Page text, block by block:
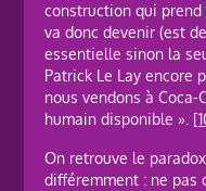
construction qui
va donc devenir (est
essentielle sinon la
Patrick Le Lay encore
nous vendons à Coca-
humain disponible ».
On retrouve le
différemment : ne pas